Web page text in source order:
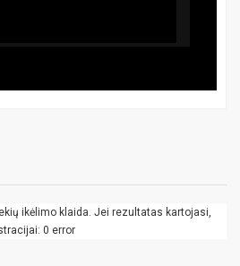
ikėlimo klaida. Jei rezultatas kartojasi,
0 error